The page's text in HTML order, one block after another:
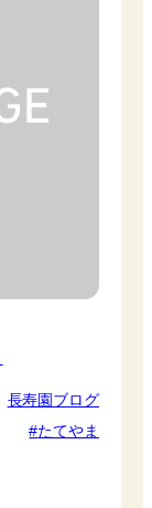
長寿園ブログ
たてやま